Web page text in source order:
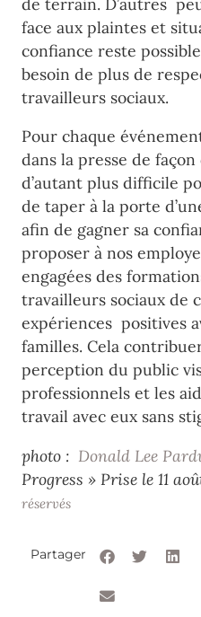
face aux plaintes et
confiance reste
besoin de plus de
travailleurs sociaux.
Pour chaque
dans la presse de
d’autant plus difficile
de taper à la porte
afin de gagner sa
proposer à nos
engagées des
travailleurs sociaux de
expériences positives
familles. Cela
perception du public
professionnels et les
travail avec eux sans
photo : Donald Lee
Progress » Prise le 11
réservés
Partager